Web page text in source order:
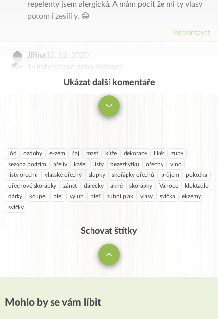
repelenty jsem alergická. A mám pocit že mi ty vlasy
potom i zesílily. 😁
Komentovat
Jiřina12. 12. 2020
Ty listy zelené nebo sušené?
Ukázat další komentáře
jód ozdoby ekzém čaj mast kůže dekorace likér
zuby
sezóna podzim
přeliv kašel listy bezezbytku ořechy
víno
listy ořechů
vlašské ořechy slupky skořápky ořechů průjem
pokožka
ořechové skořápky
zánět dárečky akné skořápky Vánoce
kloktadlo
dárky
koupel olej výluh pleť zubní plak vlasy svíčka
ekzémy
svíčky
Schovat štítky
Mohlo by se vám líbit